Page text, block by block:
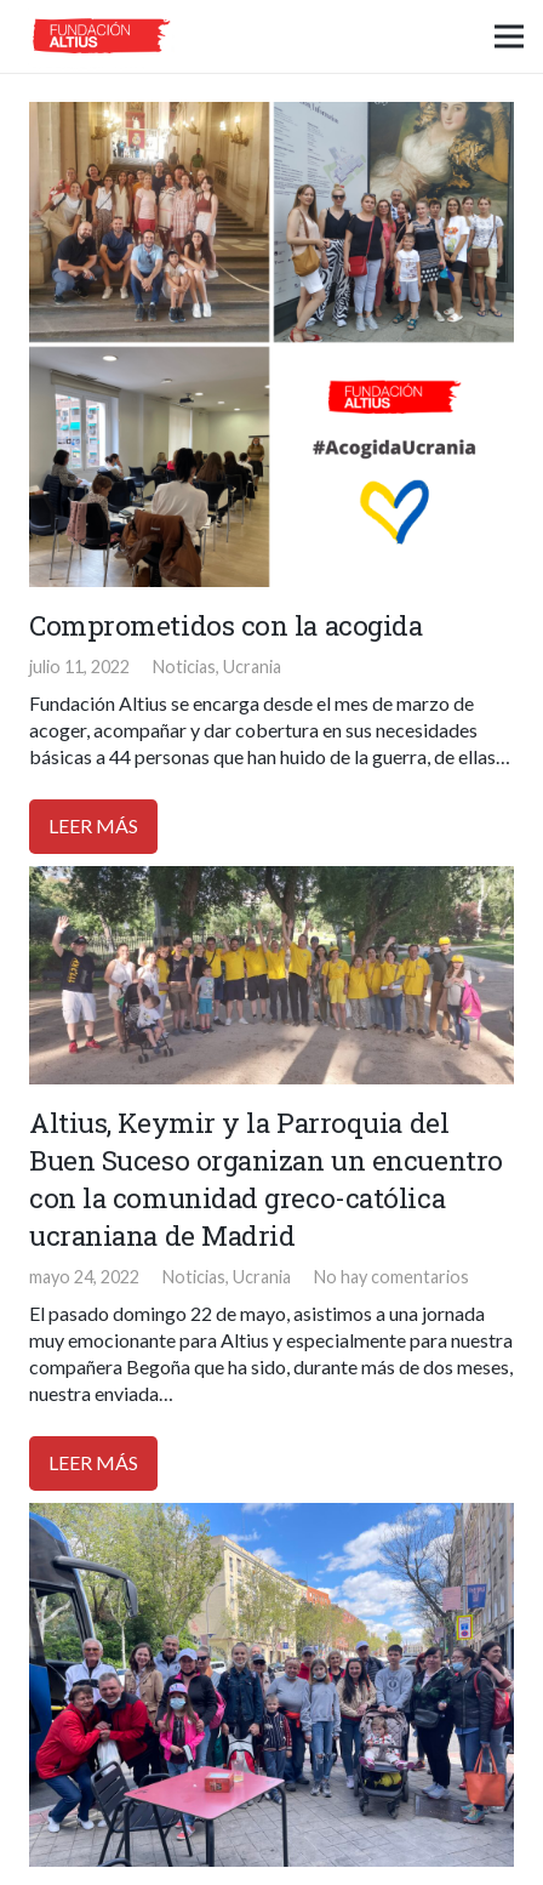
Comprometidos con la acogida
julio 11, 2022 Noticias,Ucrania
Fundación Altius se encarga desde el mes de marzo de
acoger, acompañar y dar cobertura en sus necesidades
básicas a 44 personas que han huido de la guerra, de ellas…
LEER MÁS
Altius, Keymir y la Parroquia del
Buen Suceso organizan un encuentro
con la comunidad greco-católica
ucraniana de Madrid
mayo 24, 2022 Noticias,Ucrania No hay comentarios
El pasado domingo 22 de mayo, asistimos a una jornada
muy emocionante para Altius y especialmente para nuestra
compañera Begoña que ha sido, durante más de dos meses,
nuestra enviada…
LEER MÁS